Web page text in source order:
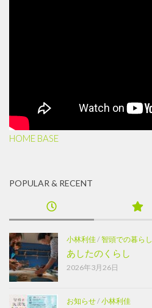
HOME BASE
POPULAR & RECENT
小林利佳/智頭での暮らし
あしたのくらし
2026年3月26日
お知らせ/小林利佳